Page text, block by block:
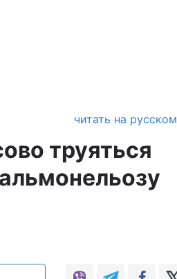
читать на русском
труяться